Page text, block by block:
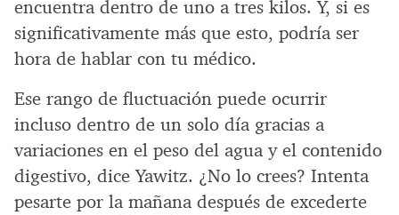
encuentra dentro de uno a tres kilos. Y, si es
significativamente más que esto, podría ser
hora de hablar con tu médico.
Ese rango de fluctuación puede ocurrir
incluso dentro de un solo día gracias a
variaciones en el peso del agua y el contenido
digestivo, dice Yawitz. ¿No lo crees? Intenta
pesarte por la mañana después de excederte